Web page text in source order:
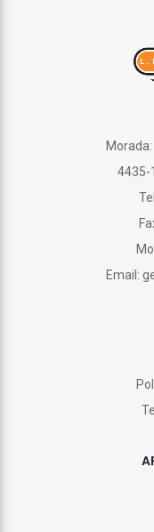
Morada:
4435-
Email: